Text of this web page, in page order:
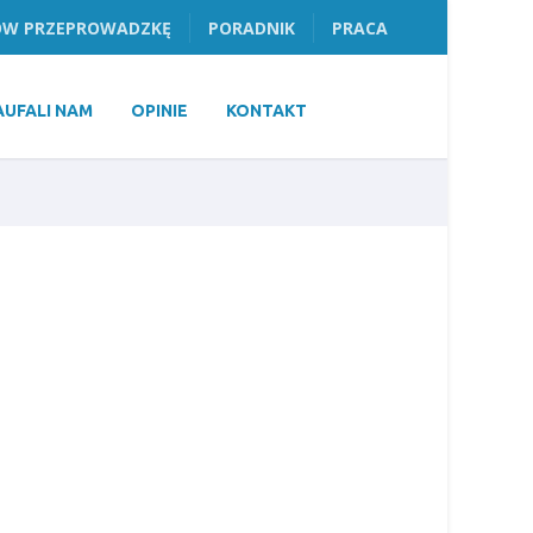
PRZEPROWADZKĘ PORADNIK PRACA
NAM OPINIE KONTAKT